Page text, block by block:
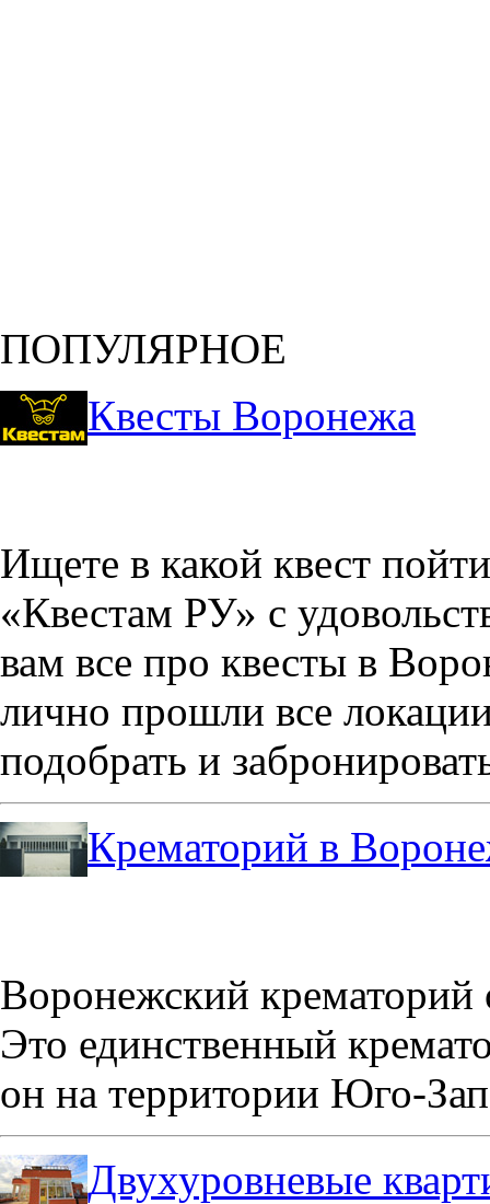
ПОПУЛЯРНОЕ
Квесты Воронежа
Ищете в какой квест
«Квестам РУ» с
вам все про квесты в
лично прошли все
подобрать и
Крематорий в
Воронежский крематорий
Это единственный
он на территории Юго-
Двухуровневые